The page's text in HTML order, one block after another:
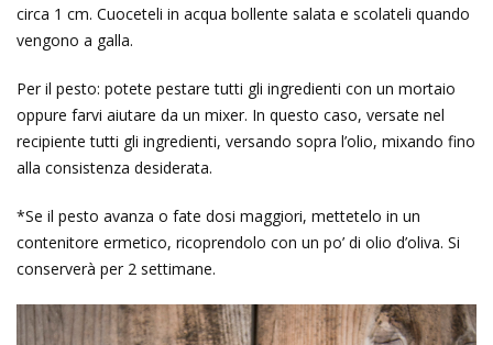
circa 1 cm. Cuoceteli in acqua bollente salata e scolateli quando
vengono a galla.
Per il pesto: potete pestare tutti gli ingredienti con un mortaio
oppure farvi aiutare da un mixer. In questo caso, versate nel
recipiente tutti gli ingredienti, versando sopra l’olio, mixando fino
alla consistenza desiderata.
*Se il pesto avanza o fate dosi maggiori, mettetelo in un
contenitore ermetico, ricoprendolo con un po’ di olio d’oliva. Si
conserverà per 2 settimane.